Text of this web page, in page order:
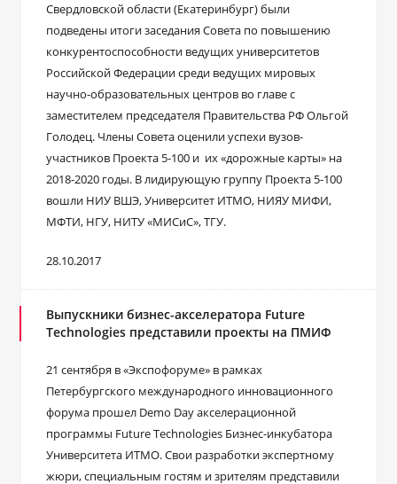
Свердловской области (Екатеринбург) были
подведены итоги заседания Совета по повышению
конкурентоспособности ведущих университетов
Российской Федерации среди ведущих мировых
научно-образовательных центров во главе с
заместителем председателя Правительства РФ Ольгой
Голодец. Члены Совета оценили успехи вузов-
участников Проекта 5-100 и их «дорожные карты» на
2018-2020 годы. В лидирующую группу Проекта 5-100
вошли НИУ ВШЭ, Университет ИТМО, НИЯУ МИФИ,
МФТИ, НГУ, НИТУ «МИСиС», ТГУ.
28.10.2017
Выпускники бизнес-акселератора Future
Technologies представили проекты на ПМИФ
21 сентября в «Экспофоруме» в рамках
Петербургского международного инновационного
форума прошел Demo Day акселерационной
программы Future Technologies Бизнес-инкубатора
Университета ИТМО. Свои разработки экспертному
жюри, специальным гостям и зрителям представили